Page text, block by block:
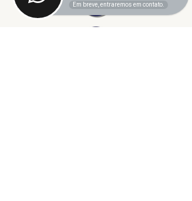
Em breve, entraremos em contato.